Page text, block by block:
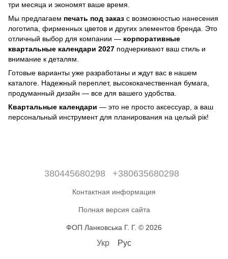
три месяца и экономят ваше время.
Мы предлагаем печать под заказ с возможностью нанесения
логотипа, фирменных цветов и других элементов бренда. Это
отличный выбор для компании — корпоративные
квартальные календари 2027 подчеркивают ваш стиль и
внимание к деталям.
Готовые варианты уже разработаны и ждут вас в нашем
каталоге. Надежный переплет, высококачественная бумага,
продуманный дизайн — все для вашего удобства.
Квартальные календари — это не просто аксессуар, а ваш
персональный инструмент для планирования на целый рік!
380445680298 +380635680298
Контактная информация
Полная версия сайта
ФОП Ланковська Г. Г. © 2026
Укр Рус